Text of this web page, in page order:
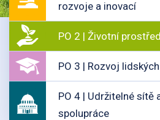
rozvoje a inovací
PO 2 | Životní
PO 3 | Rozvoj
PO 4 | Udržitelné sítě
spolupráce